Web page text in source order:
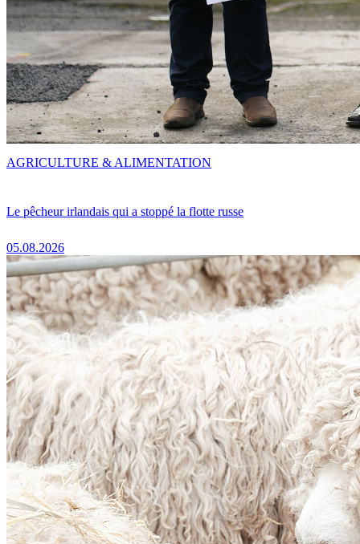
Le pêcheur irlandais qui a stoppé la flotte russe
05.08.2026
AGRICULTURE & ALIMENTATION